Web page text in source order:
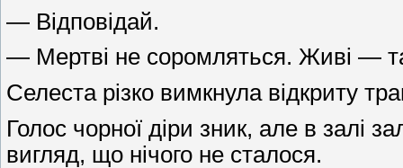
— Відповідай.
— Мертві не соромляться. Живі —
Селеста різко вимкнула відкриту
Голос чорної діри зник, але в залі
вигляд, що нічого не сталося.